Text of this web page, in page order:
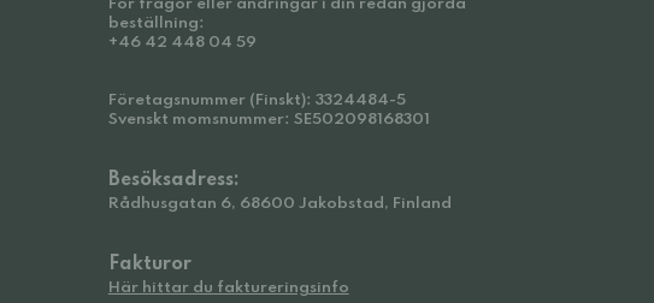
För frågor eller ändringar i din redan gjorda
beställning:
+46 42 448 04 59
Företagsnummer (Finskt): 3324484-5
Svenskt momsnummer: SE502098168301
Besöksadress:
Rådhusgatan 6, 68600 Jakobstad, Finland
Fakturor
Här hittar du faktureringsinfo